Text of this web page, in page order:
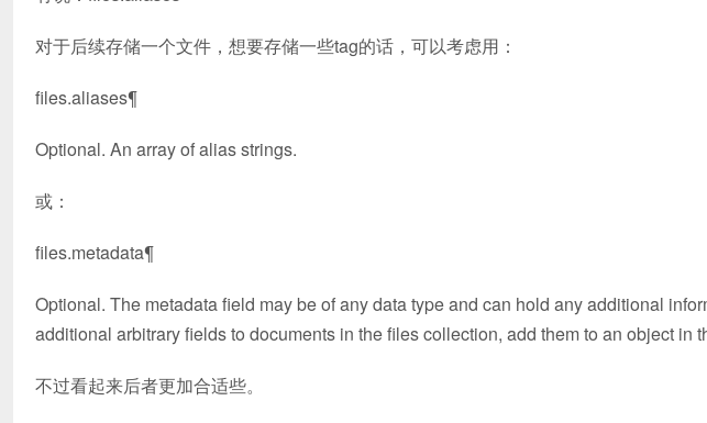
对于后续存储一个文件，想要存储一些tag的话，可以考虑用：
files.aliases¶
Optional. An array of alias strings.
或：
files.metadata¶
Optional. The metadata field may be of any data type and can hold any additional
additional arbitrary fields to documents in the files collection, add them to an object in
不过看起来后者更加合适些。